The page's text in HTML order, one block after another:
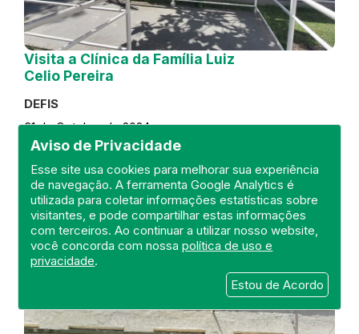
Aviso de Privacidade
Esse site usa cookies para melhorar sua experiência
de navegação. A ferramenta Google Analytics é
utilizada para coletar informações estatísticas sobre
visitantes, e pode compartilhar estas informações
com terceiros. Ao continuar a utilizar nosso website,
você concorda com nossapolítica de uso e
privacidade.
Estou de Acordo
Visita a Clínica da Família Luiz
Celio Pereira
DEFIS
31 de October de 2024
REGIÃO METROPOLITANA
DEFIS
ATO MÉDICO
CLÍNICA DA FAMÍLIA